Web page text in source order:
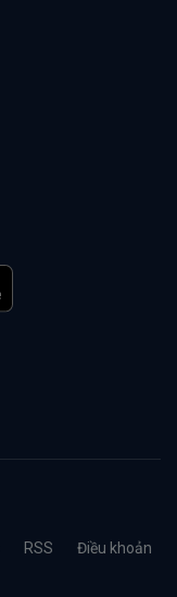
RSS Điều khoản